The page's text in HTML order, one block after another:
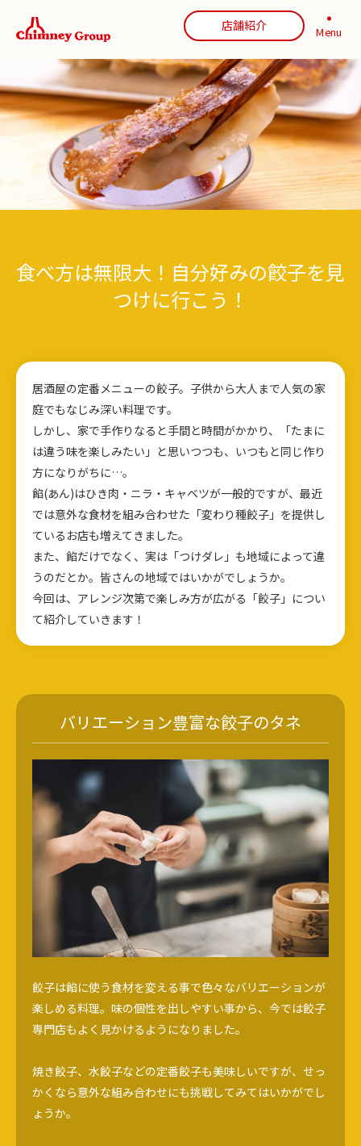
店舗紹介 Menu
食べ方は無限大！自分好みの餃子を見
つけに行こう！
居酒屋の定番メニューの餃子。子供から大人まで人気の家
庭でもなじみ深い料理です。
しかし、家で手作りなると手間と時間がかかり、「たまに
は違う味を楽しみたい」と思いつつも、いつもと同じ作り
方になりがちに…。
餡(あん)はひき肉・ニラ・キャベツが一般的ですが、最近
では意外な食材を組み合わせた「変わり種餃子」を提供し
ているお店も増えてきました。
また、餡だけでなく、実は「つけダレ」も地域によって違
うのだとか。皆さんの地域ではいかがでしょうか。
今回は、アレンジ次第で楽しみ方が広がる「餃子」につい
て紹介していきます！
バリエーション豊富な餃子のタネ
餃子は餡に使う食材を変える事で色々なバリエーションが
楽しめる料理。味の個性を出しやすい事から、今では餃子
専門店もよく見かけるようになりました。
焼き餃子、水餃子などの定番餃子も美味しいですが、せっ
かくなら意外な組み合わせにも挑戦してみてはいかがでし
ょうか。